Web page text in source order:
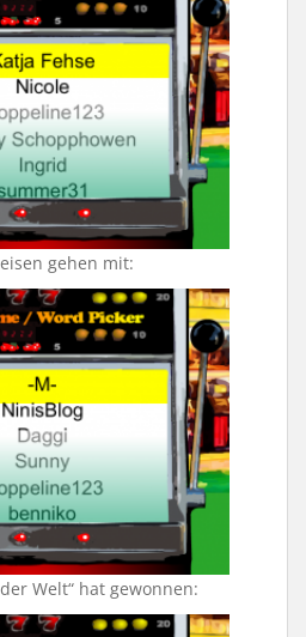
gehen mit:
Welt“ hat gewonnen: